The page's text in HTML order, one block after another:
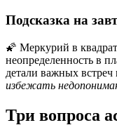
Подсказка на
🌠 Меркурий в
неопределенность в
детали важных
избежать
Три вопроса